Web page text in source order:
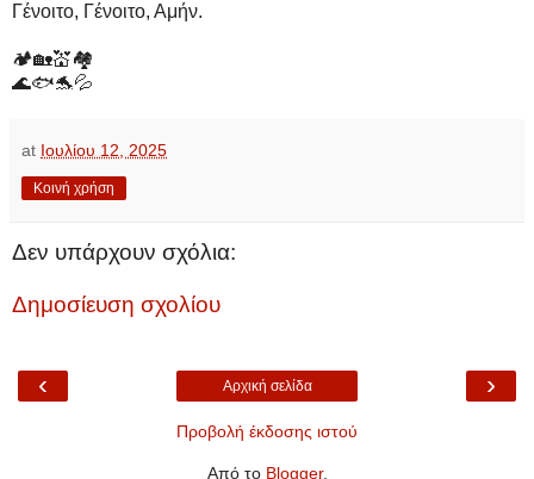
Γένοιτο, Γένοιτο, Αμήν.
🏕🏡💒🏘
🌊🐟🐬💦
at Ιουλίου 12, 2025
Κοινή χρήση
Δεν υπάρχουν σχόλια:
Δημοσίευση σχολίου
‹ ›
Αρχική σελίδα
Προβολή έκδοσης ιστού
Από το Blogger.